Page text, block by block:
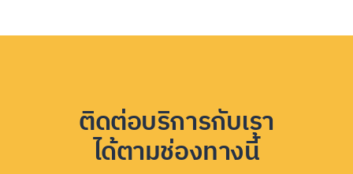
ติดต่อบริการกับเรา
ได้ตามช่องทางนี้